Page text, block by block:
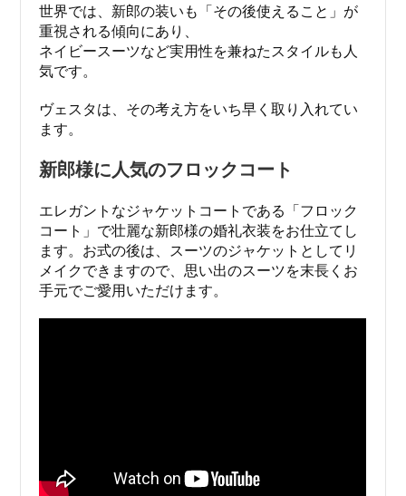
世界では、新郎の装いも「その後使えること」が
重視される傾向にあり、
ネイビースーツなど実用性を兼ねたスタイルも人
気です。
ヴェスタは、その考え方をいち早く取り入れてい
ます。
新郎様に人気のフロックコート
エレガントなジャケットコートである「フロック
コート」で壮麗な新郎様の婚礼衣装をお仕立てし
ます。お式の後は、スーツのジャケットとしてリ
メイクできますので、思い出のスーツを末長くお
手元でご愛用いただけます。